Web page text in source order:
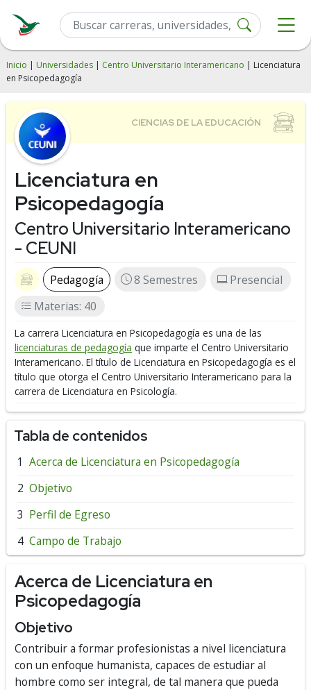
Inicio | Universidades | Centro Universitario Interamericano | Licenciatura
en Psicopedagogía
Licenciatura en
Psicopedagogía
Centro Universitario Interamericano
- CEUNI
Pedagogía 8 Semestres
Presencial
Materias: 40
La carrera Licenciatura en Psicopedagogía es una de las
licenciaturas de pedagogía que imparte el Centro Universitario
Interamericano. El título de Licenciatura en Psicopedagogía es el
título que otorga el Centro Universitario Interamericano para la
carrera de Licenciatura en Psicología.
Tabla de contenidos
Acerca de Licenciatura en Psicopedagogía
Objetivo
Perfil de Egreso
Campo de Trabajo
Acerca de Licenciatura en
Psicopedagogía
Objetivo
Contribuir a formar profesionistas a nivel licenciatura
con un enfoque humanista, capaces de estudiar al
hombre como ser integral, de tal manera que pueda